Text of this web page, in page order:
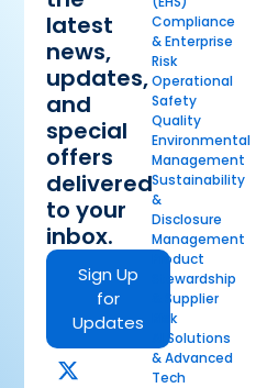
latest
news,
updates,
and
special
offers
delivered
to your
inbox.
Sign Up
for
Updates
Compliance
& Enterprise
Risk
Operational
Safety
Quality
Environmental
Management
Sustainability
&
Disclosure
Management
Product
Stewardship
& Supplier
Risk
AI Solutions
& Advanced
Tech